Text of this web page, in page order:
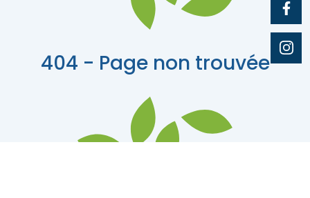
Agrotourisme et saveurs régionales
Festivals et événements
Où dormir
Bases de plein air
404 - Page non trouvée